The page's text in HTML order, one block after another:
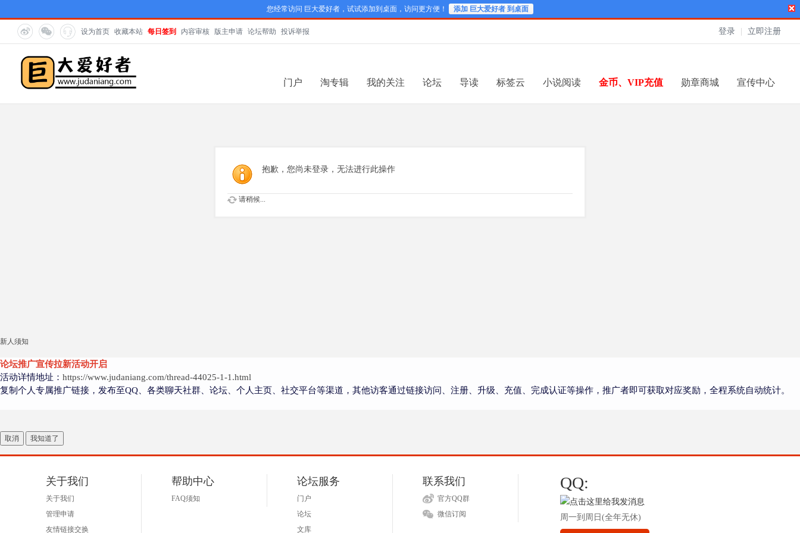
您经常访问 巨大爱好者，试试添加到桌面，访问更方便！ 添加 巨大爱好者 到桌面
登录 立即注册
设为首页 收藏本站 每日签到 内容审核 版主申请 论坛帮助 投诉举报
门户 淘专辑 我的关注 论坛 导读 标签云 小说阅读 金币、VIP充值 勋章商城 宣传中心
抱歉，您尚未登录，无法进行此操作
请稍候...
新人须知
论坛推广宣传拉新活动开启
活动详情地址： https://www.judaniang.com/thread-44025-1-1.html
复制个人专属推广链接，发布至QQ、各类聊天社群、论坛、个人主页、社交平台等渠道，其他访客通过链接访问、注册、升级、充值、完成认证等操作，推广者即可获取对应奖励，全程系统自动统计。
取消 我知道了
关于我们
关于我们
管理申请
友情链接交换
帮助中心
FAQ须知
论坛服务
门户
论坛
文库
联系我们
官方QQ群
微信订阅
QQ:
周一到周日(全年无休)